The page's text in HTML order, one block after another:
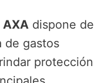
AXA dispone de
de gastos
protección